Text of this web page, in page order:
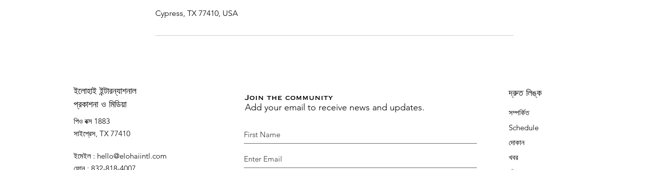
Cypress, TX 77410, USA
ইলোহাই ইন্টারন্যাশনাল
প্রকাশনা ও মিডিয়া
পিও বক্স 1883
সাইপ্রেস, TX 77410
ইমেইল : hello@elohaiintl.com
Join the community
Add your email to receive news and updates.
দ্রুত লিঙ্ক
সম্পর্কিত
Schedule
দোকান
খবর